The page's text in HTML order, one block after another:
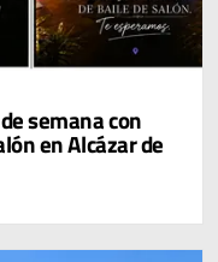
semana con
en Alcázar de